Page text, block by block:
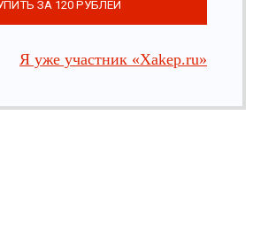
Я уже участник «Xakep.ru»